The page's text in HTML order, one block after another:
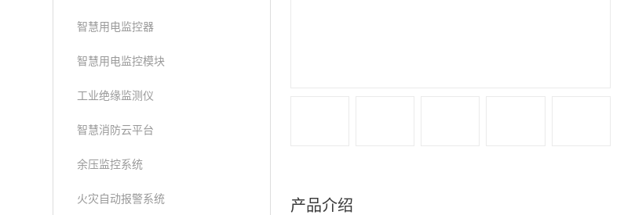
智慧用电监控器
智慧用电监控模块
工业绝缘监测仪
智慧消防云平台
余压监控系统
火灾自动报警系统 产品介绍